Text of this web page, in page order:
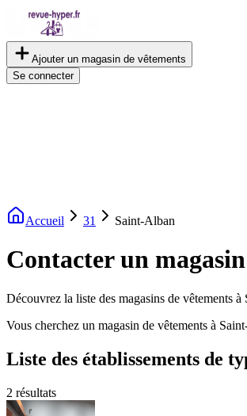
Ajouter un magasin de vêtements
Se connecter
Accueil 31 Saint-Alban
Contacter un
Découvrez la liste des magasins de vêtements
Vous cherchez un magasin de vêtements à
Liste des établissements de
2 résultats